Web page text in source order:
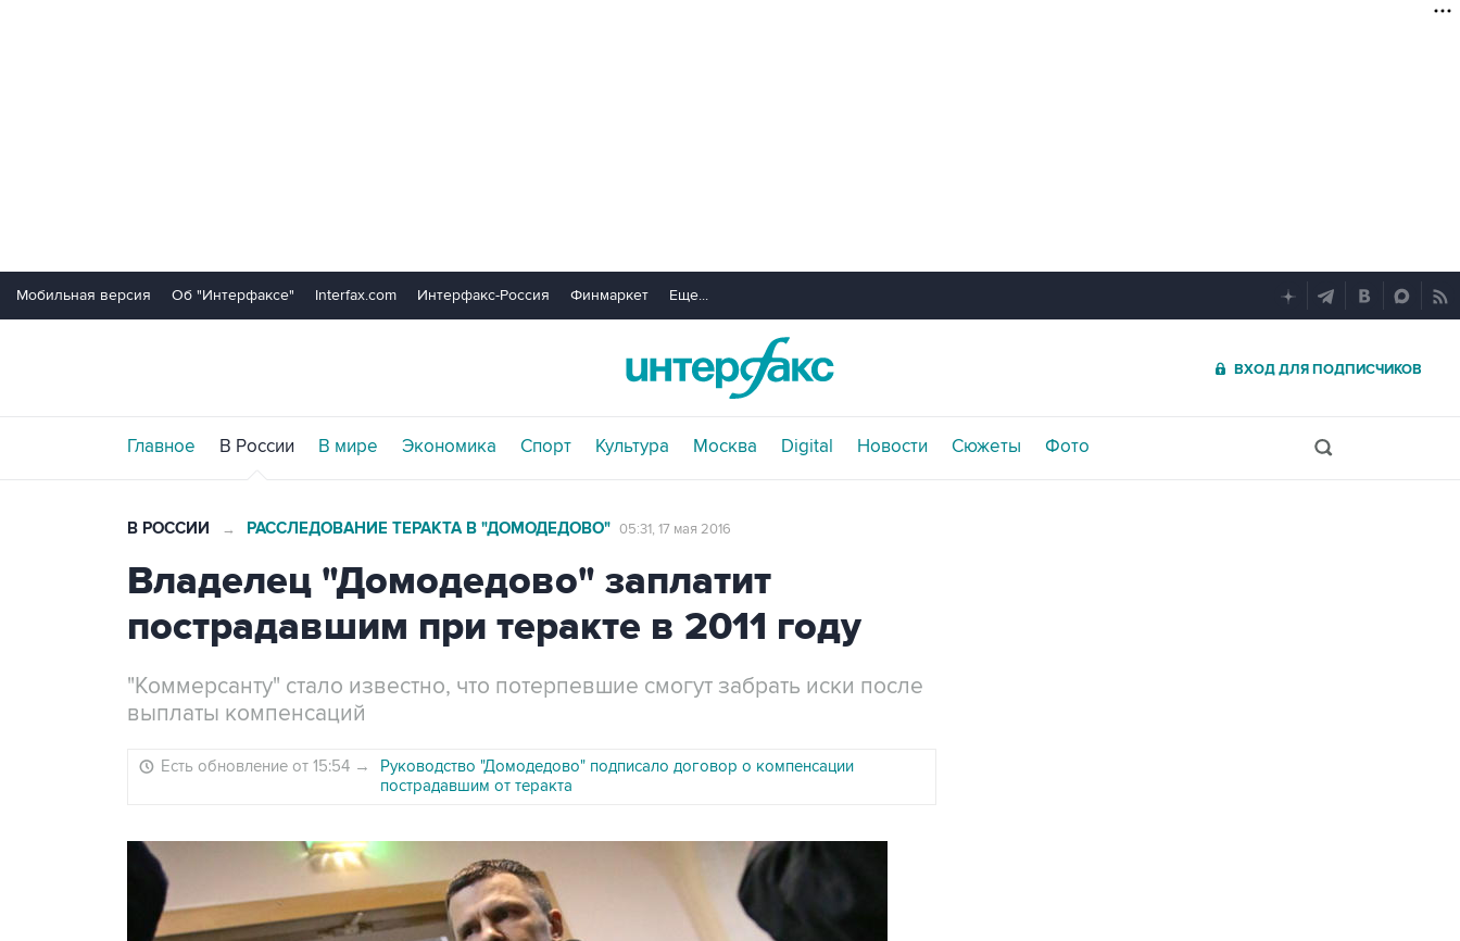
Мобильная версия Об "Интерфаксе" Interfax.com Интерфакс-Россия Финмаркет Еще...
ВХОД ДЛЯ ПОДПИСЧИКОВ
Главное В России В мире Экономика Спорт Культура Москва Digital Новости Сюжеты Фото
В РОССИИ → РАССЛЕДОВАНИЕ ТЕРАКТА В "ДОМОДЕДОВО" 05:31, 17 мая 2016
Владелец "Домодедово" заплатит
пострадавшим при теракте в 2011 году
"Коммерсанту" стало известно, что потерпевшие смогут забрать иски после
выплаты компенсаций
Есть обновление от 15:54 →
Руководство "Домодедово" подписало договор о компенсации
пострадавшим от теракта